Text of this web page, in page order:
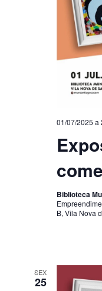
01/07/2025 a
Biblioteca
B, Vila Nova
SEX
25